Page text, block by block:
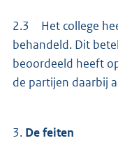
2.3 Het college
behandeld. Dit
beoordeeld heeft
de partijen daarbij
3. De feiten